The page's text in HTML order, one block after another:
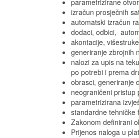
parametrizirane
izračun prosječnih
automatski izračun
dodaci, odbici,
akontacije,
generiranje zbrojnih
nalozi za upis na
po potrebi i prema
obrasci, generiranje
neograničeni
parametrizirana
standardne tehničke
Zakonom definirani
Prijenos naloga u